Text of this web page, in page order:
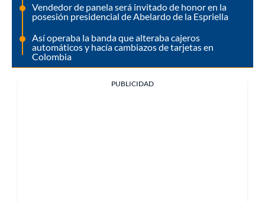
Vendedor de panela será invitado de honor en la
posesión presidencial de Abelardo de la Espriella
Así operaba la banda que alteraba cajeros
automáticos y hacía cambiazos de tarjetas en
Colombia
PUBLICIDAD